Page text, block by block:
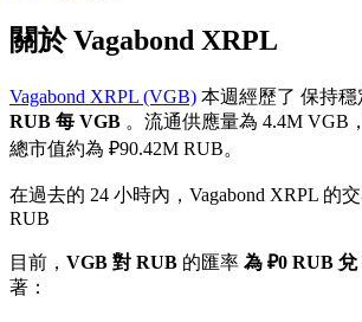
幣本位永續
以數字貨幣為保證金的永續合約
美股、外匯、貴金屬及大宗商品衍生
關於 Vagabond XRPL
Vagabond XRPL (VGB) 本週經歷了 保持
RUB 每 VGB 。流通供應量為 4.4M VGB
總市值約為 ₽90.42M RUB。
在過去的 24 小時內，Vagabond XRPL 的
RUB
目前， VGB 對 RUB 的匯率 為 ₽0 RUB 兌
著：